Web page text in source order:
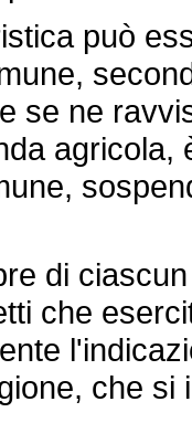
può
se ne
di ciascun
che
che